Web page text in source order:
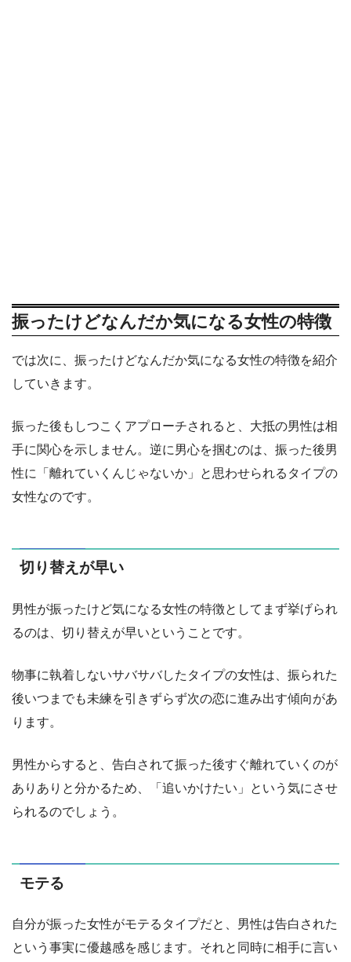
振ったけどなんだか気になる女性の特徴
では次に、振ったけどなんだか気になる女性の特徴を紹介
していきます。
振った後もしつこくアプローチされると、大抵の男性は相
手に関心を示しません。逆に男心を掴むのは、振った後男
性に「離れていくんじゃないか」と思わせられるタイプの
女性なのです。
切り替えが早い
男性が振ったけど気になる女性の特徴としてまず挙げられ
るのは、切り替えが早いということです。
物事に執着しないサバサバしたタイプの女性は、振られた
後いつまでも未練を引きずらず次の恋に進み出す傾向があ
ります。
男性からすると、告白されて振った後すぐ離れていくのが
ありありと分かるため、「追いかけたい」という気にさせ
られるのでしょう。
モテる
自分が振った女性がモテるタイプだと、男性は告白された
という事実に優越感を感じます。それと同時に相手に言い